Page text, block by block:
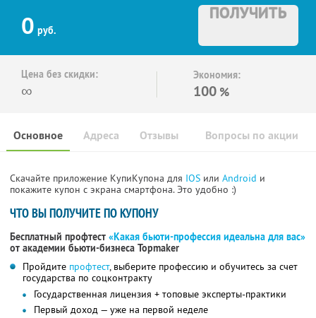
0 руб.
ПОЛУЧИТЬ
Цена без скидки:
∞
Экономия:
100 %
Основное Отзывы Вопросы по акции
Адреса
Скачайте приложение КупиКупона для IOS или Android и
покажите купон с экрана смартфона. Это удобно :)
ЧТО ВЫ ПОЛУЧИТЕ ПО КУПОНУ
Бесплатный профтест «Какая бьюти-профессия идеальна для вас»
от академии бьюти-бизнеса Topmaker
Пройдите профтест, выберите профессию и обучитесь за счет
государства по соцконтракту
Государственная лицензия + топовые эксперты-практики
Первый доход — уже на первой неделе